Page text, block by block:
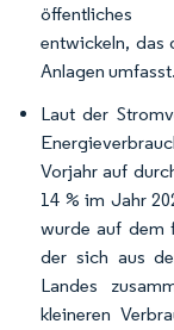
öffentliches
entwickeln, das
Anlagen umfasst.
Laut der
Vorjahr auf
14 % im Jahr
wurde auf dem
der sich aus
Landes
kleineren